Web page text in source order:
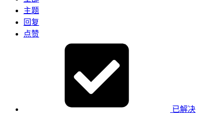
主题
回复
点赞
已解决